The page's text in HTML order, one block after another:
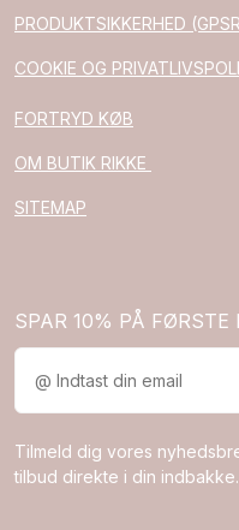
PRODUKTSIKKERHED
COOKIE OG
FORTRYD KØB
OM BUTIK RIKKE
SITEMAP
SPAR 10% PÅ FØRSTE
Tilmeld dig vores
tilbud direkte i din indbakke.